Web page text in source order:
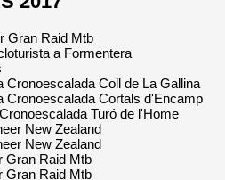
Gran Raid Mtb
a Formentera
Cronoescalada Coll de La Gallina
Cronoescalada Cortals d'Encamp
Turó de l'Home
New Zealand
New Zealand
Gran Raid Mtb
Gran Raid Mtb